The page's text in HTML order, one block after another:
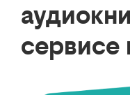
сервисе